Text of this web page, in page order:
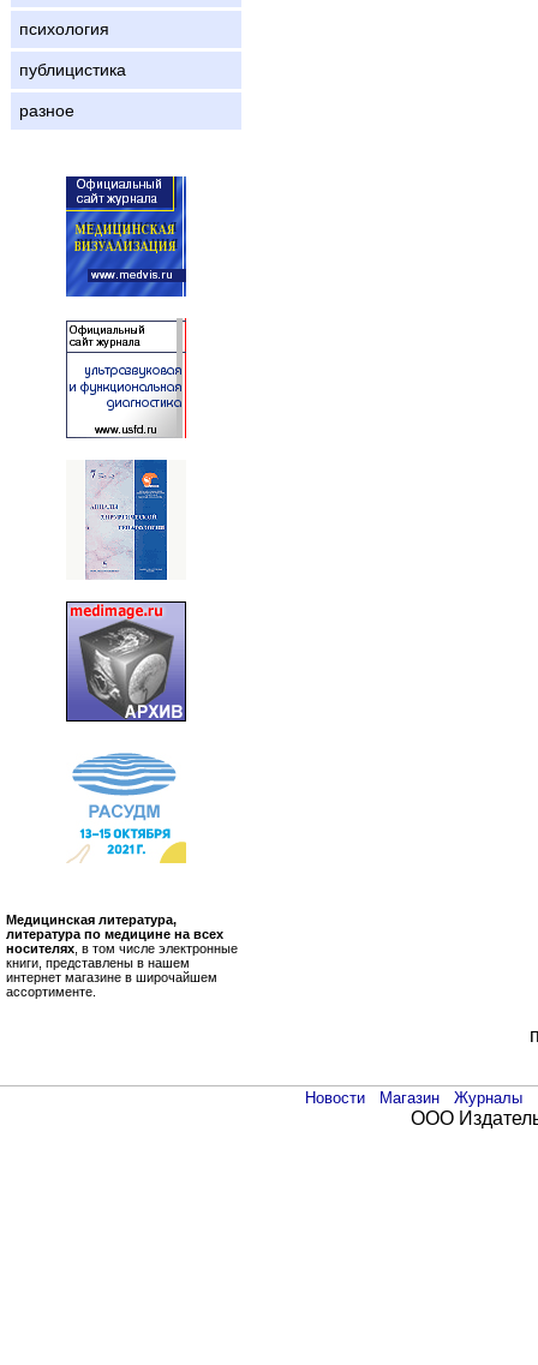
психология
публицистика
разное
Медицинская литература,
литература по медицине на всех
носителях , в том числе электронные
книги, представлены в нашем
интернет магазине в широчайшем
ассортименте.
Новости Магазин Журналы
ООО